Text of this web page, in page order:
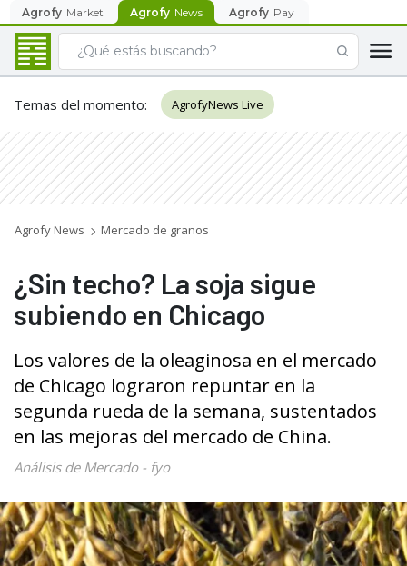
Agrofy Market Agrofy News Agrofy Pay
Temas del momento: AgrofyNews Live
Agrofy News Mercado de granos
¿Sin techo? La soja sigue
subiendo en Chicago
Los valores de la oleaginosa en el mercado
de Chicago lograron repuntar en la
segunda rueda de la semana, sustentados
en las mejoras del mercado de China.
Análisis de Mercado - fyo